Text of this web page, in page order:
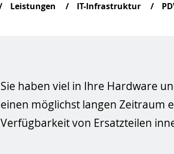
Leistungen IT-Infrastruktur
Sie haben viel in Ihre Hardware
einen möglichst langen Zeitraum
Verfügbarkeit von Ersatzteilen